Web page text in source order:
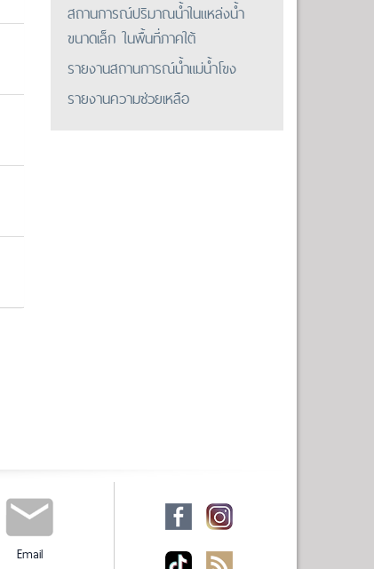
สถานการณ์ปริมาณน้ำในแหล่งน้ำ
ขนาดเล็ก ในพื้นที่ภาคใต้
รายงานสถานการณ์น้ำแม่น้ำโขง
รายงานความช่วยเหลือ
Email